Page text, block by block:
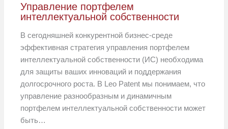
Управление портфелем
интеллектуальной собственности
В сегодняшней конкурентной бизнес-среде
эффективная стратегия управления портфелем
интеллектуальной собственности (ИС) необходима
для защиты ваших инноваций и поддержания
долгосрочного роста. В Leo Patent мы понимаем, что
управление разнообразным и динамичным
портфелем интеллектуальной собственности может
быть…